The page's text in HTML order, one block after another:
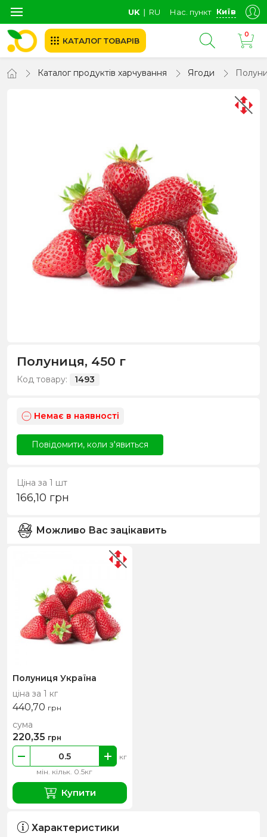
UK ∣ RU Нас. пункт Київ
КАТАЛОГ ТОВАРІВ
0
Каталог продуктів харчування Ягоди
Полуниця, 450 г
Код товару: 1493
Немає в наявності
Повідомити, коли з'явиться
Ціна за 1 шт
166,10 грн
Можливо Вас зацікавить
Полуниця Україна
ціна за 1 кг
440,70 грн
мін. кільк. 0.5кг
кг
сума
220,35 грн
Купити
Характеристики